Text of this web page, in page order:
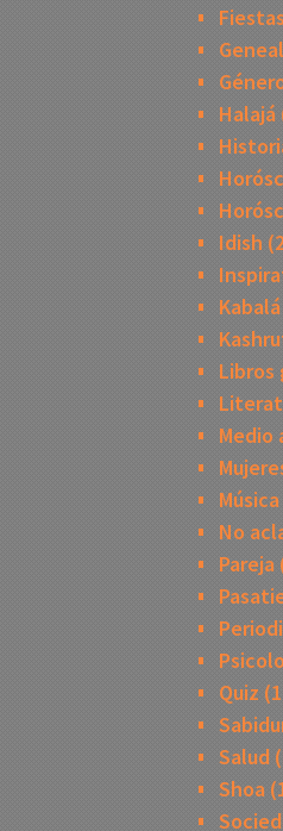
Fiestas
Halajá
Idish
Kabalá
Libros
Medio
Música
No
Pareja
Quiz
Salud
Shoa